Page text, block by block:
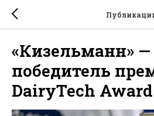
«Кизельманн» —
победитель
DairyTech Award